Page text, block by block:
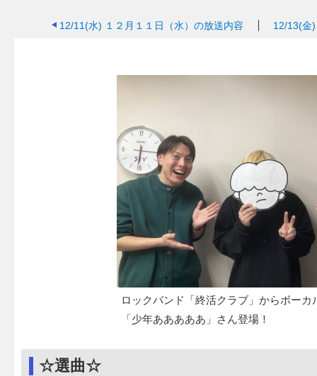
12/11(水) １２月１１日（水）の放送内容 12/13(金)
ロックバンド「終活クラブ」からボーカ
「少年あああああ」さん登場！
☆選曲☆